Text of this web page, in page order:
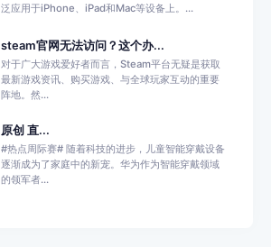
泛应用于iPhone、iPad和Mac等设备上。...
steam官网无法访问？这个办...
对于广大游戏爱好者而言，Steam平台无疑是获取
最新游戏资讯、购买游戏、与全球玩家互动的重要
阵地。然...
原创 直...
#热点周际赛# 随着科技的进步，儿童智能穿戴设备
逐渐成为了家庭中的新宠。华为作为智能穿戴领域
的领军者...